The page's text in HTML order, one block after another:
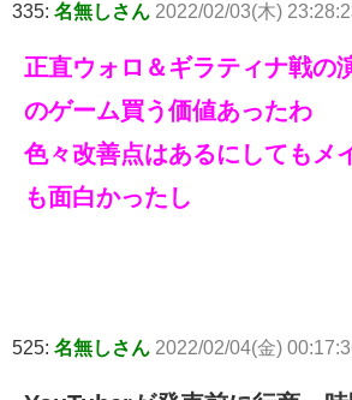
335: 名無しさん 2022/02/03(木)
正直ウォロ＆ギラティナ戦の
のゲーム買う価値あったわ
色々改善点はあるにしてもメ
も面白かったし
525: 名無しさん 2022/02/04(金)